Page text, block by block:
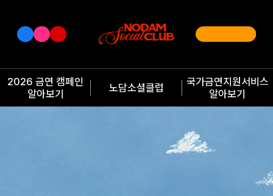
2026 금연 캠페인
알아보기
노담소셜클럽
국가금연지원서비스
알아보기